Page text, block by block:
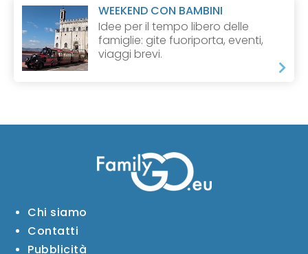
WEEKEND CON BAMBINI
Idee per il tempo libero delle
famiglie: gite fuoriporta, eventi,
viaggi brevi.
Chi siamo
Contatti
Pubblicità